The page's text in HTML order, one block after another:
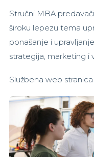
Stručni MBA
široku lepezu tema
ponašanje i
strategija, marketing i
Službena web stranica